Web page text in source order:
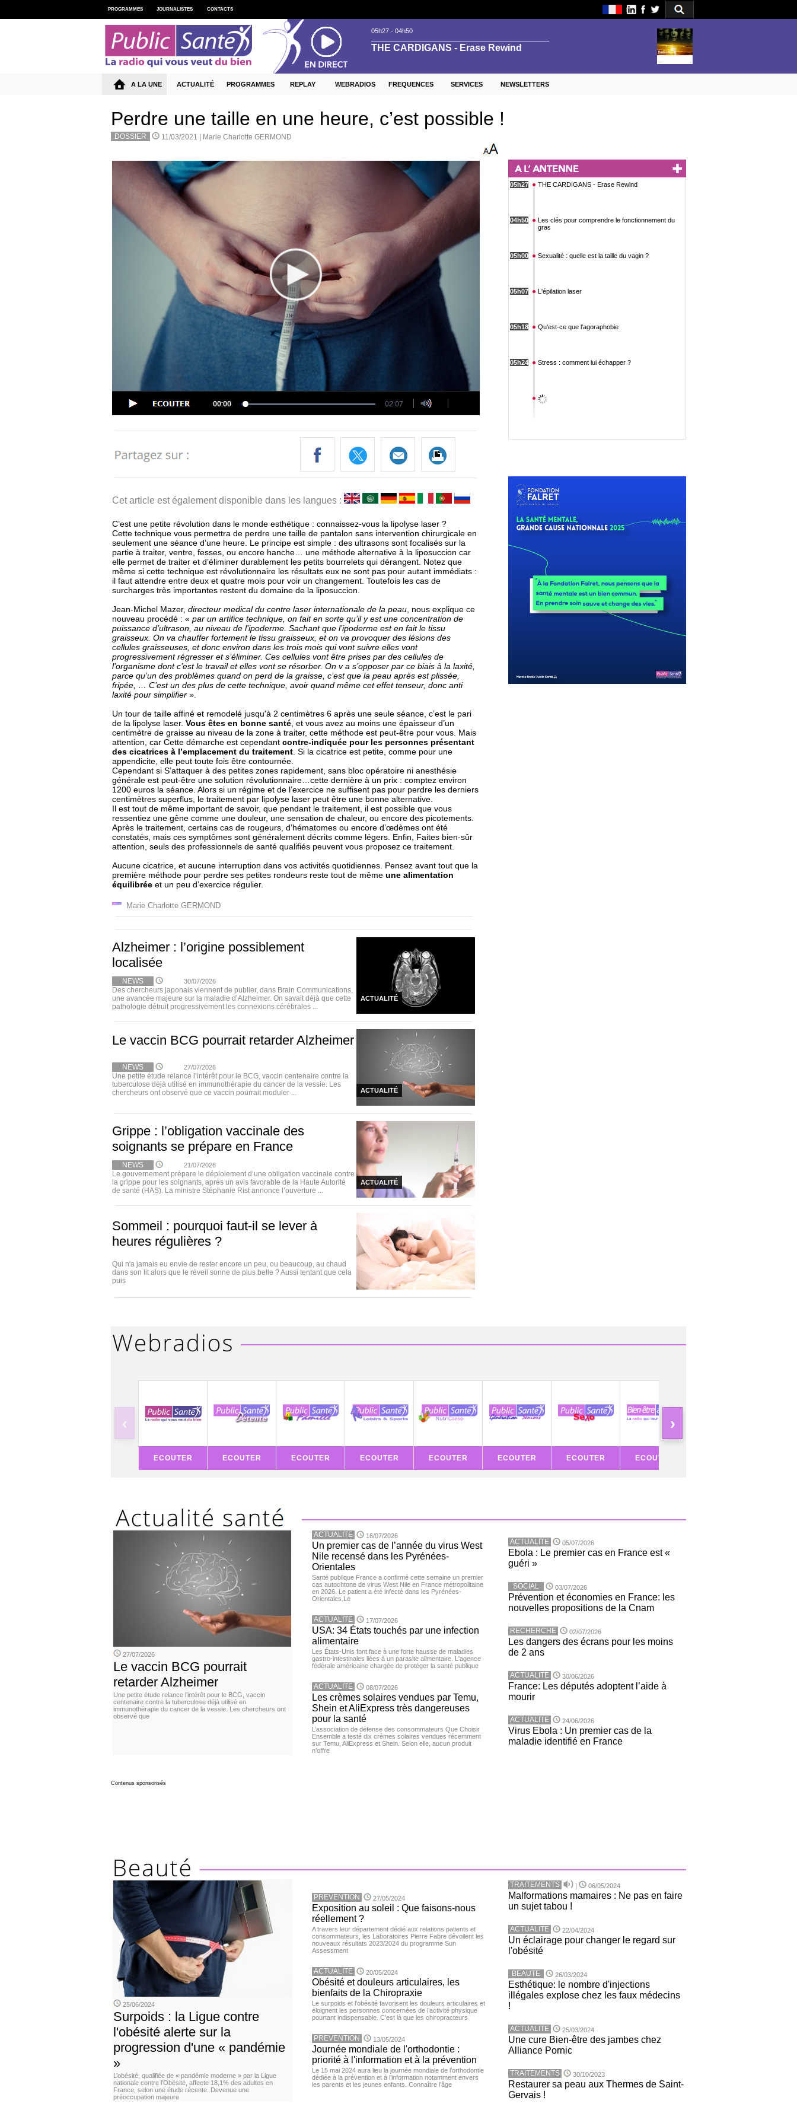
Perdre une taille en une heure, c’est possible !
DOSSIER 11/03/2021 | Marie Charlotte GERMOND
Cet article est également disponible dans les langues :
C’est une petite révolution dans le monde esthétique : connaissez-vous la lipolyse laser ?
Cette technique vous permettra de perdre une taille de pantalon sans intervention chirurgicale en
seulement une séance d’une heure. Le principe est simple : des ultrasons sont focalisés sur la
partie à traiter, ventre, fesses, ou encore hanche… une méthode alternative à la liposuccion car
elle permet de traiter et d’éliminer durablement les petits bourrelets qui dérangent. Notez que
même si cette technique est révolutionnaire les résultats eux ne sont pas pour autant immédiats :
il faut attendre entre deux et quatre mois pour voir un changement. Toutefois les cas de
surcharges très importantes restent du domaine de la liposuccion.
Jean-Michel Mazer, directeur medical du centre laser internationale de la peau , nous explique ce
nouveau procédé : « par un artifice technique, on fait en sorte qu’il y est une concentration de
puissance d’ultrason, au niveau de l’ipoderme. Sachant que l’ipoderme est en fait le tissu
graisseux. On va chauffer fortement le tissu graisseux, et on va provoquer des lésions des
cellules graisseuses, et donc environ dans les trois mois qui vont suivre elles vont
progressivement régresser et s’éliminer. Ces cellules vont être prises par des cellules de
l’organisme dont c’est le travail et elles vont se résorber. On v a s’opposer par ce biais à la laxité,
parce qu’un des problèmes quand on perd de la graisse, c’est que la peau après est plissée,
fripée, … C’est un des plus de cette technique, avoir quand même cet effet tenseur, donc anti
laxité pour simplifier ».
Un tour de taille affiné et remodelé jusqu'à 2 centimètres 6 après une seule séance, c’est le pari
de la lipolyse laser. Vous êtes en bonne santé , et vous avez au moins une épaisseur d’un
centimètre de graisse au niveau de la zone à traiter, cette méthode est peut-être pour vous. Mais
attention, car Cette démarche est cependant contre-indiquée pour les personnes présentant
des cicatrices à l’emplacement du traitement . Si la cicatrice est petite, comme pour une
appendicite, elle peut toute fois être contournée.
Cependant si S’attaquer à des petites zones rapidement, sans bloc opératoire ni anesthésie
générale est peut-être une solution révolutionnaire…cette dernière à un prix : comptez environ
1200 euros la séance. Alors si un régime et de l’exercice ne suffisent pas pour perdre les derniers
centimètres superflus, le traitement par lipolyse laser peut être une bonne alternative.
Il est tout de même important de savoir, que pendant le traitement, il est possible que vous
ressentiez une gêne comme une douleur, une sensation de chaleur, ou encore des picotements.
Après le traitement, certains cas de rougeurs, d’hématomes ou encore d’œdèmes ont été
constatés, mais ces symptômes sont généralement décrits comme légers. Enfin, Faites bien-sûr
attention, seuls des professionnels de santé qualifiés peuvent vous proposez ce traitement.
Aucune cicatrice, et aucune interruption dans vos activités quotidiennes. Pensez avant tout que la
première méthode pour perdre ses petites rondeurs reste tout de même une alimentation
équilibrée et un peu d’exercice régulier.
Marie Charlotte GERMOND
Alzheimer : l’origine possiblement
localisée
ACTUALITÉ
NEWS 30/07/2026
Des chercheurs japonais viennent de publier, dans Brain Communications,
une avancée majeure sur la maladie d’Alzheimer. On savait déjà que cette
pathologie détruit progressivement les connexions cérébrales ...
Le vaccin BCG pourrait retarder Alzheimer
ACTUALITÉ
NEWS 27/07/2026
Une petite étude relance l’intérêt pour le BCG, vaccin centenaire contre la
tuberculose déjà utilisé en immunothérapie du cancer de la vessie. Les
chercheurs ont observé que ce vaccin pourrait moduler ...
Grippe : l’obligation vaccinale des
soignants se prépare en France
ACTUALITÉ
NEWS 21/07/2026
Le gouvernement prépare le déploiement d’une obligation vaccinale contre
la grippe pour les soignants, après un avis favorable de la Haute Autorité
de santé (HAS). La ministre Stéphanie Rist annonce l’ouverture ...
Sommeil : pourquoi faut-il se lever à
heures régulières ?
Qui n'a jamais eu envie de rester encore un peu, ou beaucoup, au chaud
dans son lit alors que le réveil sonne de plus belle ? Aussi tentant que cela
puis
‹ ›
ECOUTER ECOUTER ECOUTER ECOUTER ECOUTER ECOUTER ECOUTER ECOUTER
27/07/2026
Le vaccin BCG pourrait
retarder Alzheimer
Une petite étude relance l’intérêt pour le BCG, vaccin
centenaire contre la tuberculose déjà utilisé en
immunothérapie du cancer de la vessie. Les chercheurs ont
observé que
ACTUALITE 16/07/2026
Un premier cas de l’année du virus West
Nile recensé dans les Pyrénées-
Orientales
Santé publique France a confirmé cette semaine un premier
cas autochtone de virus West Nile en France métropolitaine
en 2026. Le patient a été infecté dans les Pyrénées-
Orientales.Le
ACTUALITE 17/07/2026
USA: 34 États touchés par une infection
alimentaire
Les États-Unis font face à une forte hausse de maladies
gastro-intestinales liées à un parasite alimentaire. L'agence
fédérale américaine chargée de protéger la santé publique
ACTUALITE 08/07/2026
Les crèmes solaires vendues par Temu,
Shein et AliExpress très dangereuses
pour la santé
L’association de défense des consommateurs Que Choisir
Ensemble a testé dix crèmes solaires vendues récemment
sur Temu, AliExpress et Shein. Selon elle, aucun produit
n’offre
ACTUALITE 05/07/2026
Ebola : Le premier cas en France est «
guéri »
SOCIAL 03/07/2026
Prévention et économies en France: les
nouvelles propositions de la Cnam
RECHERCHE 02/07/2026
Les dangers des écrans pour les moins
de 2 ans
ACTUALITE 30/06/2026
France: Les députés adoptent l’aide à
mourir
ACTUALITE 24/06/2026
Virus Ebola : Un premier cas de la
maladie identifié en France
Contenus sponsorisés
25/06/2024
Surpoids : la Ligue contre
l'obésité alerte sur la
progression d'une « pandémie
»
L’obésité, qualifiée de « pandémie moderne » par la Ligue
nationale contre l’Obésité, affecte 18,1% des adultes en
France, selon une étude récente. Devenue une
préoccupation majeure
PREVENTION 27/05/2024
Exposition au soleil : Que faisons-nous
réellement ?
A travers leur département dédié aux relations patients et
consommateurs, les Laboratoires Pierre Fabre dévoilent les
nouveaux résultats 2023/2024 du programme Sun
Assessment
ACTUALITE 20/05/2024
Obésité et douleurs articulaires, les
bienfaits de la Chiropraxie
Le surpoids et l’obésité favorisent les douleurs articulaires et
éloignent les personnes concernées de l’activité physique
pourtant indispensable. C’est là que les chiropracteurs
PREVENTION 13/05/2024
Journée mondiale de l'orthodontie :
priorité à l'information et à la prévention
Le 15 mai 2024 aura lieu la journée mondiale de l’orthodontie
dédiée à la prévention et à l’information notamment envers
les parents et les jeunes enfants. Connaître l’âge
TRAITEMENTS | 06/05/2024
Malformations mamaires : Ne pas en faire
un sujet tabou !
ACTUALITE 22/04/2024
Un éclairage pour changer le regard sur
l'obésité
BEAUTE 26/03/2024
Esthétique: le nombre d'injections
illégales explose chez les faux médecins
!
ACTUALITE 25/03/2024
Une cure Bien-être des jambes chez
Alliance Pornic
TRAITEMENTS 30/10/2023
Restaurer sa peau aux Thermes de Saint-
Gervais !
PROGRAMMES JOURNALISTES CONTACTS
A LA UNE ACTUALITÉ PROGRAMMES REPLAY WEBRADIOS FREQUENCES SERVICES NEWSLETTERS